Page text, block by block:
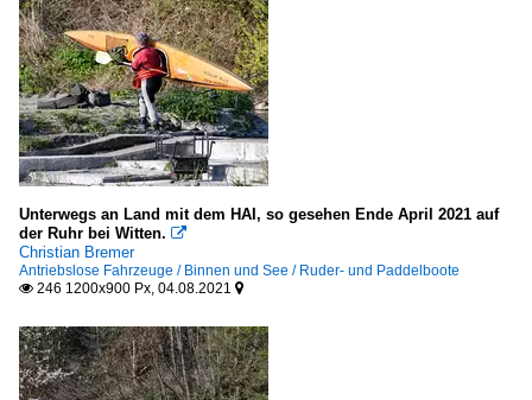
Unterwegs an Land mit dem HAI, so gesehen Ende April 2021 auf
der Ruhr bei Witten. 
Christian Bremer
Antriebslose Fahrzeuge / Binnen und See / Ruder- und Paddelboote
 246 1200x900 Px, 04.08.2021 